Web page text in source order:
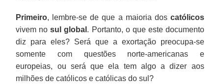
Primeiro, lembre-se de que a maioria dos católicos
vivem nosul global . Portanto, o que este documento
diz para eles? Será que a exortação preocupa-se
somente com questões norte-americanas e
europeias, ou será que ela tem algo a dizer aos
milhões de católicos e católicas do sul?